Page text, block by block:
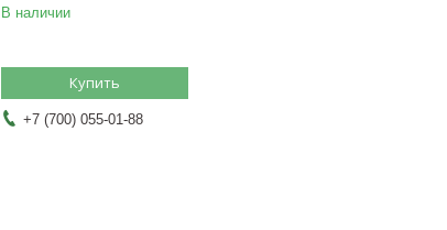
В наличии
Купить
+7 (700) 055-01-88